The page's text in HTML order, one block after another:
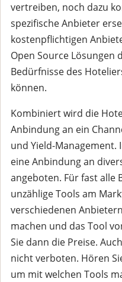
vertreiben, noch dazu
spezifische Anbieter
kostenpflichtigen
Open Source Lösungen
Bedürfnisse des
können.
Kombiniert wird die
Anbindung an ein
und Yield-Management.
eine Anbindung an
angeboten. Für fast alle
unzählige Tools am
verschiedenen
machen und das Tool
Sie dann die Preise.
nicht verboten. Hören
um mit welchen Tools